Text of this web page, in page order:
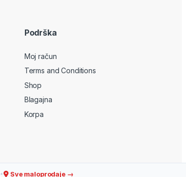
Podrška
Moj račun
Terms and Conditions
Shop
Blagajna
Korpa
• Sve maloprodaje →